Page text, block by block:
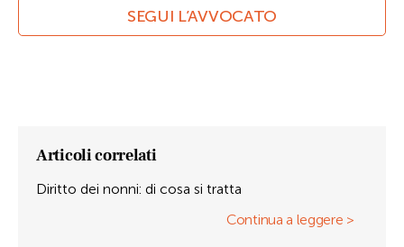
SEGUI L’AVVOCATO
Articoli correlati
Diritto dei nonni: di cosa si tratta
Continua a leggere >